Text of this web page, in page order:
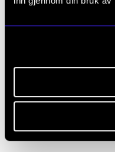
Arbeidskrav
1. Forum og
Obligatorisk
deltakelse).